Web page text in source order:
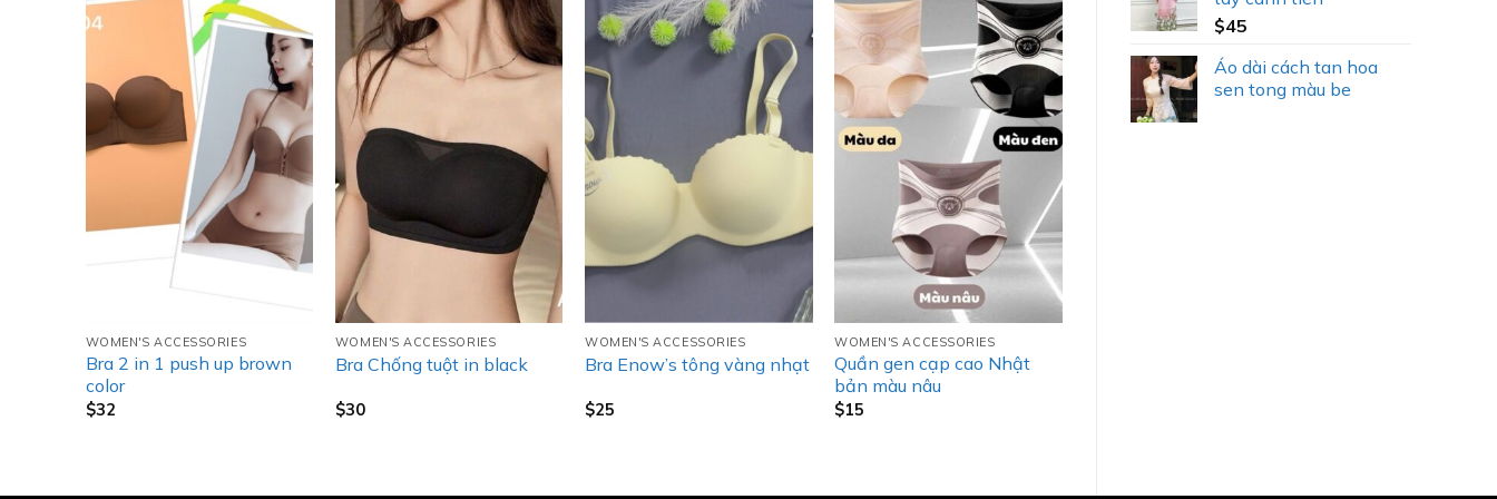
$45
Áo dài cách tan hoa
sen tong màu be
WOMEN'S ACCESSORIES
Bra 2 in 1 push up brown
color
$32
WOMEN'S ACCESSORIES
Bra Chống tuột in black
$30
WOMEN'S ACCESSORIES
Bra Enow’s tông vàng nhạt
$25
WOMEN'S ACCESSORIES
Quần gen cạp cao Nhật
bản màu nâu
$15